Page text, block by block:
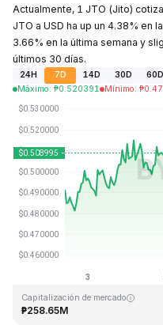
Actualmente, 1 JTO (Jito)
JTO a USD ha up un 4.38% en
3.66% en la última semana y
últimos 30 días.
24H 7D 14D 30D 60D
Máximo: ₱0.520391 Mínimo: ₱
Máximo histórico
Capitalización de mercado
₱258.65M